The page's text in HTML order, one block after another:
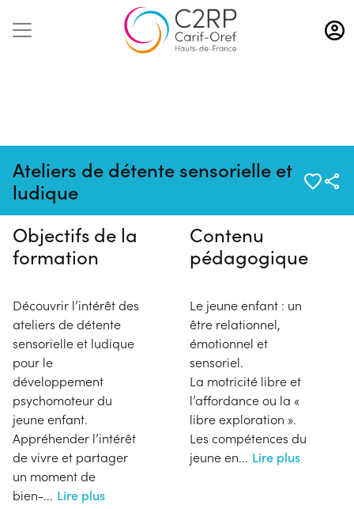
Aller
au
contenu
Ateliers de détente sensorielle et
ludique
Pas de session programmée en
ce moment
Objectifs de la
formation
Découvrir l’intérêt des
ateliers de détente
sensorielle et ludique
pour le
développement
psychomoteur du
jeune enfant.
Appréhender l’intérêt
de vivre et partager
un moment de
bien-... Lire plus
Contenu
pédagogique
Le jeune enfant : un
être relationnel,
émotionnel et
sensoriel.
La motricité libre et
l’affordance ou la «
libre exploration ».
Les compétences du
jeune en... Lire plus